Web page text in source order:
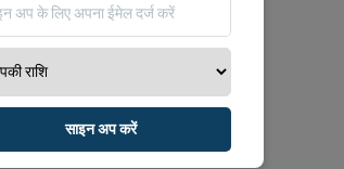
साइन अप करें